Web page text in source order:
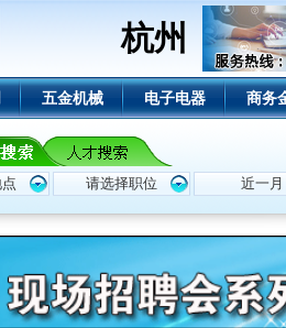
杭州
五金机械 电子电器 商务